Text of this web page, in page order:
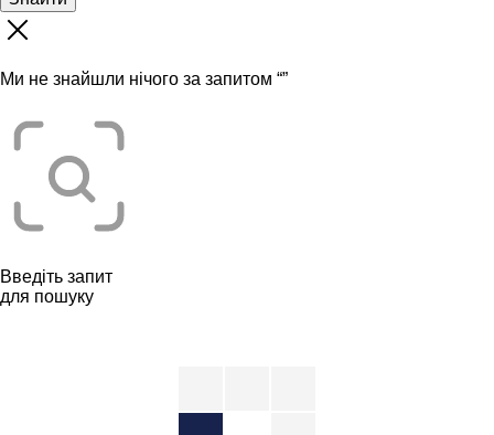
Ми не знайшли нічого за запитом “”
Введіть запит
для пошуку